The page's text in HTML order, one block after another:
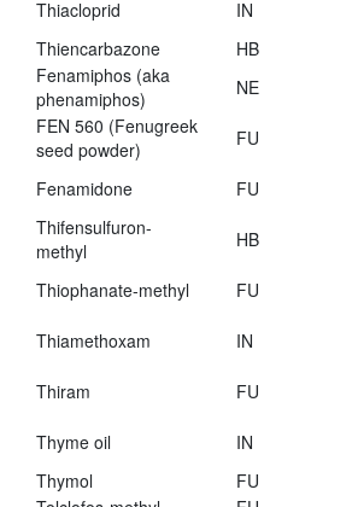
Thiacloprid IN
Thiencarbazone
HB
Fenamiphos (aka
phenamiphos)
NE
FEN 560 (Fenugreek
seed powder)
FU
Fenamidone FU
Thifensulfuron-
methyl
HB
Thiophanate-methyl FU
Thiamethoxam
IN
Thiram FU
Thyme oil IN
Thymol
FU